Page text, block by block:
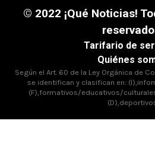
© 2022 ¡Qué Noticias!
Tarifario de
Quiénes
Según el Art. 60 de la Ley Orgánica de
se identifican y clasifican en:
(F),formativos/educativos/